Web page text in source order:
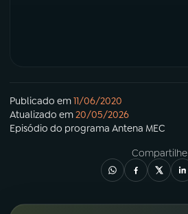
Instagram
TikTok
Publicado em11/06/2020
Atualizado em20/05/2026
Episódio do programa Antena MEC
Compartilhe